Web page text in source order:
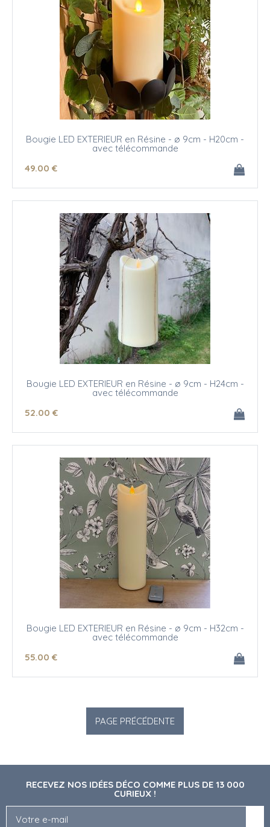
Bougie LED EXTERIEUR en Résine - ø 9cm - H20cm -
avec télécommande
49.00 €
Bougie LED EXTERIEUR en Résine - ø 9cm - H24cm -
avec télécommande
52.00 €
Bougie LED EXTERIEUR en Résine - ø 9cm - H32cm -
avec télécommande
55.00 €
RECEVEZ NOS IDÉES DÉCO COMME PLUS DE 13 000
CURIEUX !